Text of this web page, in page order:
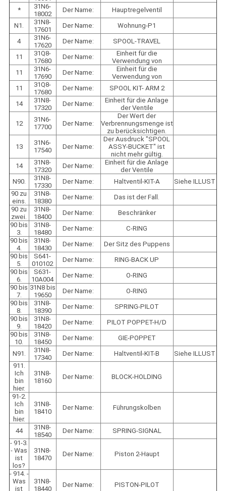
*
31N6-
18002
Der Name: Hauptregelventil
N1.
31N8-
17601
Der Name: Wohnung-P1
4
31N6-
17620
Der Name: SPOOL-TRAVEL
11
31Q8-
17680
Der Name:
Einheit für die
Verwendung von
11
31N6-
17690
Der Name:
Einheit für die
Verwendung von
11
31Q8-
17680
Der Name: SPOOL KIT- ARM 2
14
31N8-
17320
Der Name:
Einheit für die Anlage
der Ventile
12
31N6-
17700
Der Name:
Der Wert der
Verbrennungsmenge ist
zu berücksichtigen.
13
31N6-
17540
Der Name:
Der Ausdruck "SPOOL
ASSY-BUCKET" ist
nicht mehr gültig.
14
31N8-
17320
Der Name:
Einheit für die Anlage
der Ventile
N90.
31N8-
17330
Der Name: Haltventil-KIT-A
Siehe ILLUST
90 zu
eins.
31N8-
18380
Der Name:
Das ist der Fall.
90 zu
zwei.
31N8-
18400
Der Name:
Beschränker
90 bis
3.
31N8-
18480
Der Name:
C-RING
90 bis
4.
31N8-
18430
Der Name:
Der Sitz des Puppens
90 bis
5.
S641-
010102
Der Name:
RING-BACK UP
90 bis
6.
S631-
10A004
Der Name:
O-RING
90 bis
7.
31N8 bis
19650
Der Name:
O-RING
90 bis
8.
31N8-
18390
Der Name:
SPRING-PILOT
90 bis
9.
31N8-
18420
Der Name:
PILOT POPPET-H/D
90 bis
10.
31N8-
18450
Der Name: GIE-POPPET
N91.
31N8-
17340
Der Name: Haltventil-KIT-B
Siehe ILLUST
911.
Ich
bin
hier.
31N8-
18160
Der Name: BLOCK-HOLDING
91-2.
Ich
bin
hier.
31N8-
18410
Der Name: Führungskolben
44
31N8-
18540
Der Name:
SPRING-SIGNAL
- 91-3.
- Was
ist
los?
31N8-
18470
Der Name: Piston 2-Haupt
- 914. -
Was
ist
31N8-
18440
Der Name: PISTON-PILOT